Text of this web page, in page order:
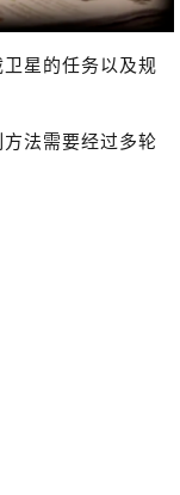
星的任务以及规
法需要经过多轮